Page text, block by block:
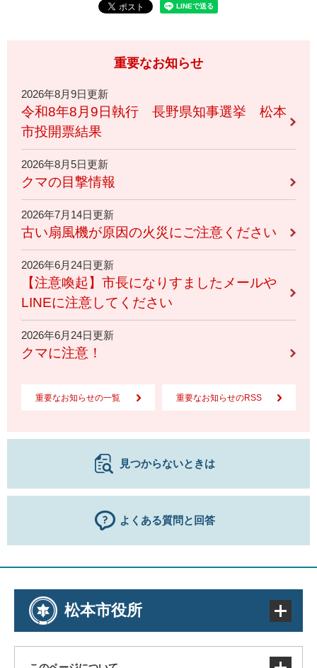
重要なお知らせ
2026年8月9日更新
令和8年8月9日執行 長野県知事選挙 松本
市投開票結果
2026年8月5日更新
クマの目撃情報
2026年7月14日更新
古い扇風機が原因の火災にご注意ください
2026年6月24日更新
【注意喚起】市長になりすましたメールや
LINEに注意してください
2026年6月24日更新
クマに注意！
重要なお知らせの一覧 重要なお知らせのRSS
見つからないときは
よくある質問と回答
松本市役所